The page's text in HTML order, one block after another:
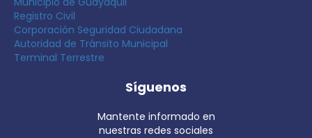
Registro Civil
Corporación Seguridad Ciudadana
Autoridad de Tránsito Municipal
Terminal Terrestre
Síguenos
Mantente informado en
nuestras redes sociales